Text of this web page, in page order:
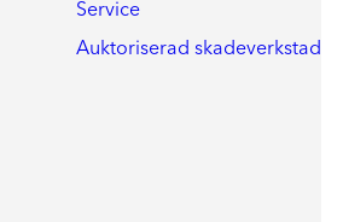
Service
Auktoriserad skadeverkstad